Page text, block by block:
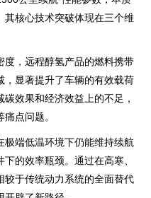
其核心技术突破体现在三个维
度，远程醇氢产品的燃料携带
，显著提升了车辆的有效载荷
效果和经济效益上的不足，
点问题。
极端低温环境下仍能维持续航
的效率瓶颈。通过在高寒、
较于传统动力系统的全面替代